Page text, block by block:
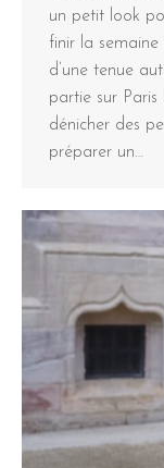
un petit look
finir la semaine
d’une tenue
partie sur Paris
dénicher des
préparer un…